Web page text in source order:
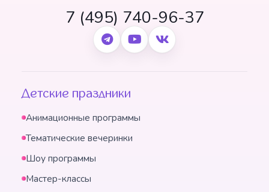
7 (495) 740-96-37
Детские праздники
Анимационные программы
Тематические вечеринки
Шоу программы
Мастер-классы